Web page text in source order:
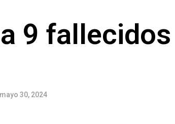
9
mayo 30, 2024